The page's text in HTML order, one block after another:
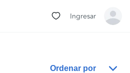
Ingresar
Ordenar por